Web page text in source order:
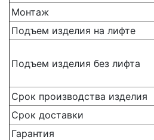
Монтаж
Подъем изделия на лифте
Подъем изделия без лифта
Срок производства изделия
Срок доставки
Гарантия